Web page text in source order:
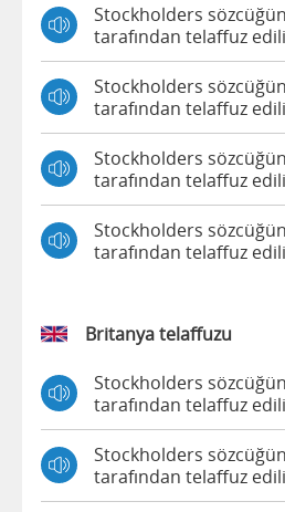
Stockholders
tarafından telaffuz
Stockholders
tarafından telaffuz
Stockholders
tarafından telaffuz
Stockholders
tarafından telaffuz
Britanya telaffuzu
Stockholders
tarafından telaffuz
Stockholders
tarafından telaffuz